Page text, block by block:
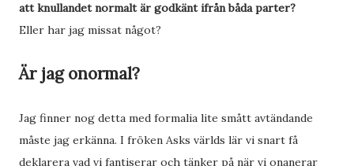
att knullandet normalt är godkänt ifrån båda parter?
Eller har jag missat något?
Är jag onormal?
Jag finner nog detta med formalia lite smått avtändande
måste jag erkänna. I fröken Asks världs lär vi snart få
deklarera vad vi fantiserar och tänker på när vi onanerar